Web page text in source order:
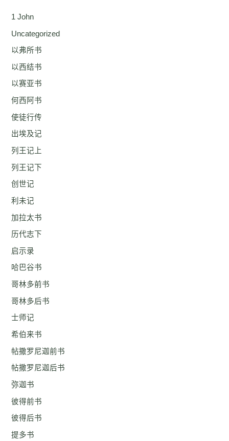
1 John
Uncategorized
以弗所书
以西结书
以赛亚书
何西阿书
使徒行传
出埃及记
列王记上
列王记下
创世记
利未记
加拉太书
历代志下
启示录
哈巴谷书
哥林多前书
哥林多后书
士师记
希伯来书
帖撒罗尼迦前书
帖撒罗尼迦后书
弥迦书
彼得前书
彼得后书
提多书